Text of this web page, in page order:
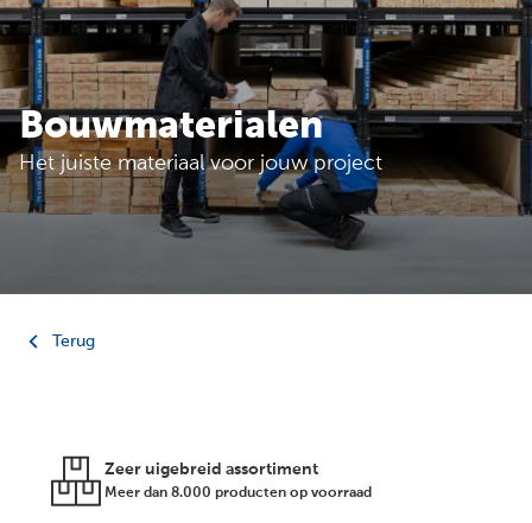
Bouwmaterialen
Het juiste materiaal voor jouw project
Terug
Zeer uigebreid assortiment
Meer dan 8.000 producten op voorraad